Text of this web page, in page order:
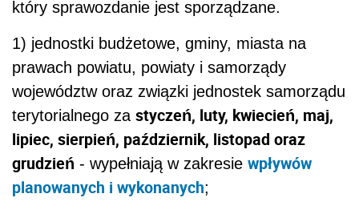
który sprawozdanie jest sporządzane.
1) jednostki budżetowe, gminy, miasta na
prawach powiatu, powiaty i samorządy
województw oraz związki jednostek samorządu
terytorialnego za styczeń, luty, kwiecień, maj,
lipiec, sierpień, październik, listopad oraz
grudzień - wypełniają w zakresie wpływów
planowanych i wykonanych;